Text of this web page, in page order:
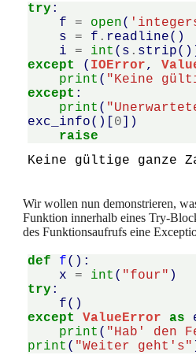
try :
f
= open(
s
= f . readline()
i
= int ( s . strip
except
( IOError,
print ( "Keine
except :
print (
exc_info()[ 0 ])
raise
Wir wollen nun demonstrieren,
Funktion innerhalb eines Try-
des Funktionsaufrufs eine
def f():
x
= int ( "four" )
try :
f()
except
ValueError as
print ( "Hab' den
print ( "Weiter geht's"